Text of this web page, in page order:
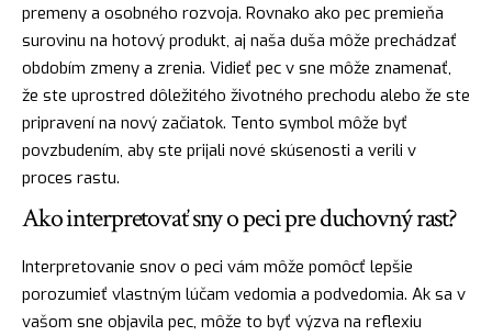
premeny a osobného rozvoja. Rovnako ako pec premieňa
surovinu na hotový produkt, aj naša duša môže prechádzať
obdobím zmeny a zrenia. Vidieť pec v sne môže znamenať,
že ste uprostred dôležitého životného prechodu alebo že ste
pripravení na nový začiatok. Tento symbol môže byť
povzbudením, aby ste prijali nové skúsenosti a verili v
proces rastu.
Ako interpretovať sny o peci pre duchovný rast?
Interpretovanie snov o peci vám môže pomôcť lepšie
porozumieť vlastným lúčam vedomia a podvedomia. Ak sa v
vašom sne objavila pec, môže to byť výzva na reflexiu